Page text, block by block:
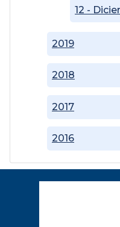
2016
2017
2018
2019
12 -